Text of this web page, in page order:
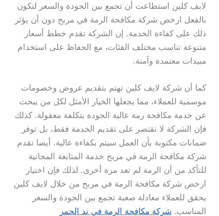
لايف كلين استطاعت أن تجمع بين الجودة والسعر لتكون
بالفعل ارخص شركة مكافحة الرمة في مربح دون أن يؤثر
ذلك على كفاءة الخدمة. إن الشركة تقدم خطط أسعار
متنوعة تناسب مختلف الفئات، مع الحفاظ على استخدام
مبيدات معتمدة وآمنة.
كما أن شركة لايف كلين تهتم بتقديم عروض وخصومات
موسمية للعملاء، مما يجعلها الخيار الأمثل لكل من يبحث
عن خدمة مكافحة رمة عالية الجودة بتكلفة معقولة. كذلك
فإن الشركة لا تقتصر على تقديم الخدمة فقط، بل توفر
ضمانات مكتوبة بأن العمل سيتم بكفاءة عالية. أيضا تقدم
شركة مكافحة الرمة في مربح خدمة المتابعة المجانية
للتأكد من أن الرمة لم تعد مرة أخرى. لذلك فإن اختيار
ارخص شركة مكافحة الرمة في مربح من خلال لايف كلين
يحقق للعملاء معادلة صعبة تجمع بين الجودة والسعر
المناسب. شركة مكافحة الرمة في ند الحمر